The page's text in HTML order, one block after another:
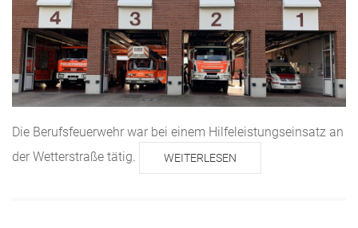
Die Berufsfeuerwehr war bei einem Hilfeleistungseinsatz an
der Wetterstraße tätig.
WEITERLESEN